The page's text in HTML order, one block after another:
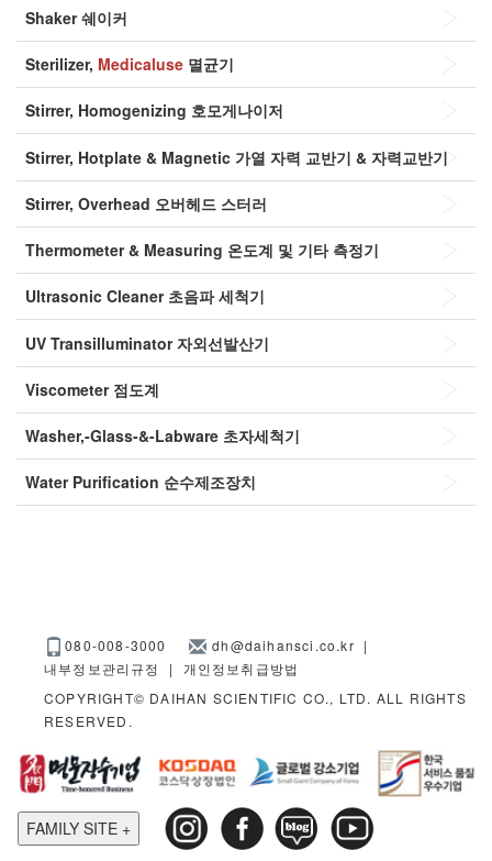
Shaker 쉐이커
Sterilizer, Medicaluse 멸균기
Stirrer, Homogenizing 호모게나이저
Stirrer, Hotplate & Magnetic 가열 자력 교반기 & 자력교반기
Stirrer, Overhead 오버헤드 스터러
Thermometer & Measuring 온도계 및 기타 측정기
Ultrasonic Cleaner 초음파 세척기
UV Transilluminator 자외선발산기
Viscometer 점도계
Washer,-Glass-&-Labware 초자세척기
Water Purification 순수제조장치
080-008-3000 dh@daihansci.co.kr |
내부정보관리규정
|
개인정보취급방법
COPYRIGHT© DAIHAN SCIENTIFIC CO., LTD. ALL RIGHTS
RESERVED.
FAMILY SITE +